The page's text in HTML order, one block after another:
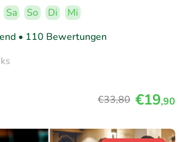
Sa So Di
Mi
• 110 Bewertungen
€33,80 €19,90